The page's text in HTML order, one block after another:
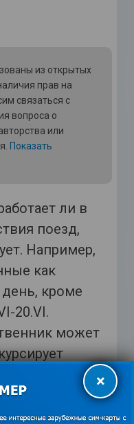
из открытых
прав на
связаться с
вопроса о
или
Показать
ли в
поезд,
Например,
как
кроме
20.VI.
может
деле все
что поезд
день, но в
×